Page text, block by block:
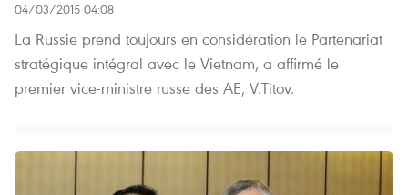
04/03/2015 04:08
La Russie prend toujours en considération le Partenariat
stratégique intégral avec le Vietnam, a affirmé le
premier vice-ministre russe des AE, V.Titov.